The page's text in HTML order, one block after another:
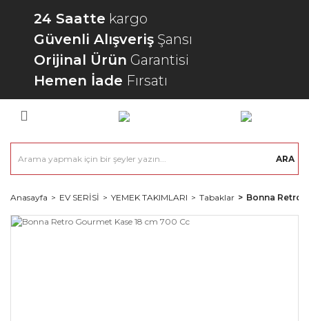
24 Saatte kargo
Güvenli Alışveriş Şansı
Orijinal Ürün Garantisi
Hemen İade Fırsatı
ARA
Anasayfa EV SERİSİ YEMEK TAKIMLARI Tabaklar Bonna Retro